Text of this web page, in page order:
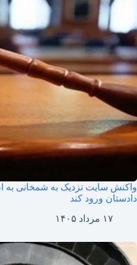
واکنش سایت نزدیک به شمخانی به
دادستان ورود کند
۱۷ مرداد ۱۴۰۵